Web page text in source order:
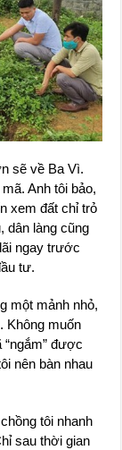
sẽ về Ba Vì.
Anh tôi bảo,
xem đất chỉ trỏ
dân làng cũng
ngay trước
tư.
một mảnh nhỏ,
Không muốn
được
nên bàn nhau
tôi nhanh
sau thời gian